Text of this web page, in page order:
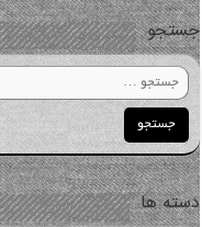
جستجو
دسته ها